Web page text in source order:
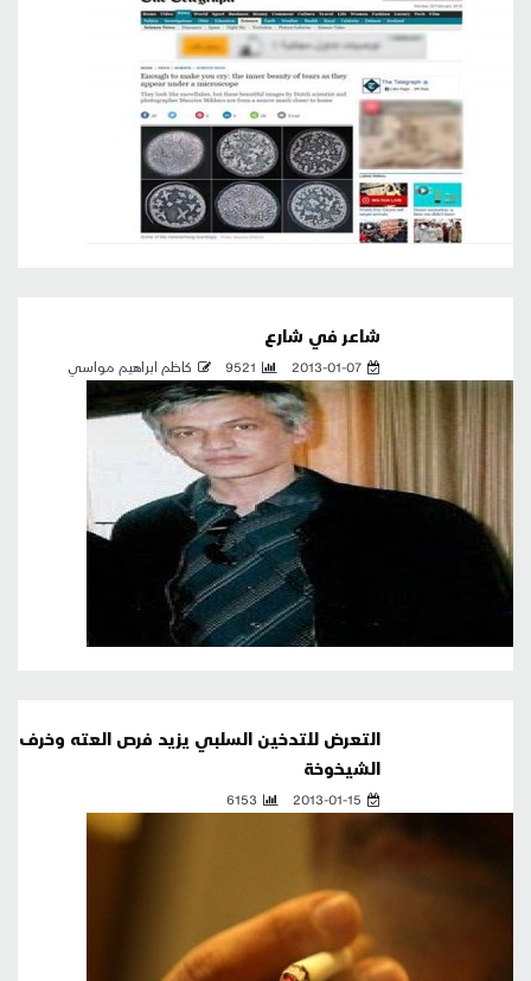
شاعر في شارع
2013-01-07
9521 كاظم ابراهيم مواسي
التعرض للتدخين السلبي يزيد فرص العته وخرف
الشيخوخة
2013-01-15
6153